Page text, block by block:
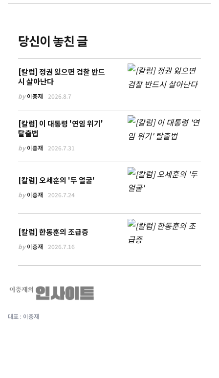
당신이 놓친 글
[칼럼] 정권 잃으면 검찰 반드
시 살아난다
by이충재 2026.8.7
[칼럼] 이 대통령 '연임 위기'
탈출법
by이충재 2026.7.31
[칼럼] 오세훈의 '두 얼굴'
by이충재 2026.7.24
[칼럼] 한동훈의 조급증
by이충재 2026.7.16
대표 : 이충재